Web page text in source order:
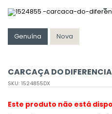
Genuína Nova
CARCAÇA DO
SKU: 1524855DX
Este produto não está